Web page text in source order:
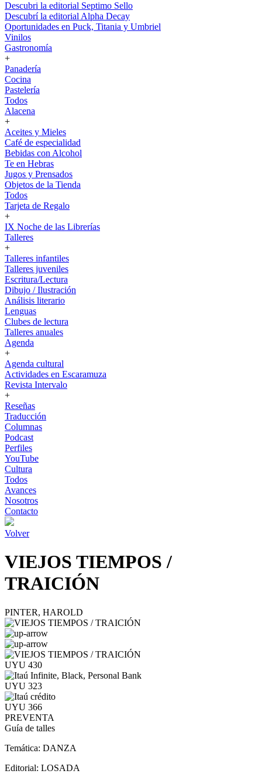
Descubri la editorial Septimo Sello
Descubrí la editorial Alpha Decay
Oportunidades en Puck, Titania y Umbriel
Vinilos
Gastronomía
+
Panadería
Cocina
Pastelería
Todos
Alacena
+
Aceites y Mieles
Café de especialidad
Bebidas con Alcohol
Te en Hebras
Jugos y Prensados
Objetos de la Tienda
Todos
Tarjeta de Regalo
+
IX Noche de las Librerías
Talleres
+
Talleres infantiles
Talleres juveniles
Escritura/Lectura
Dibujo / Ilustración
Análisis literario
Lenguas
Clubes de lectura
Talleres anuales
Agenda
+
Agenda cultural
Actividades en Escaramuza
Revista Intervalo
+
Reseñas
Traducción
Columnas
Podcast
Perfiles
YouTube
Cultura
Todos
Avances
Nosotros
Contacto
Volver
VIEJOS TIEMPOS /
TRAICIÓN
PINTER, HAROLD
UYU 430
UYU 323
UYU 366
PREVENTA
Guía de talles
Temática: DANZA
Editorial: LOSADA